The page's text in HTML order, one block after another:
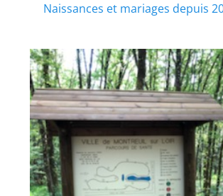
Naissances et mariages depuis